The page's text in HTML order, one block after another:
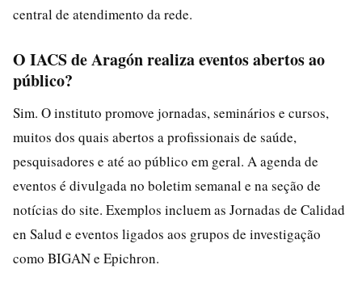
central de atendimento da rede.
O IACS de Aragón realiza eventos abertos ao
público?
Sim. O instituto promove jornadas, seminários e cursos,
muitos dos quais abertos a profissionais de saúde,
pesquisadores e até ao público em geral. A agenda de
eventos é divulgada no boletim semanal e na seção de
notícias do site. Exemplos incluem as Jornadas de Calidad
en Salud e eventos ligados aos grupos de investigação
como BIGAN e Epichron.